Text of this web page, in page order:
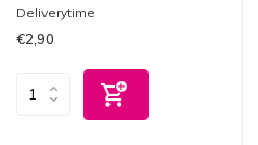
Deliverytime
€2,90